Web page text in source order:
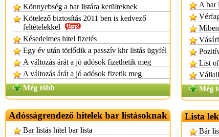
Könnyebség a bar listára kerülteknek
Kötelező biztosítás 2011 ben is kedvező
feltételekkel
Késedelmes hitel fizetés
Egy év után törlődik a passzív khr listás ügyfél
A változás árát a jó adósok fizethetik meg
A változás árát a jó adósok fizetik meg
Még több
Adósságrendező hitelek bar listásoknak
Bar listás hitel bar lista
A bar
List
Még
Lista
Bár